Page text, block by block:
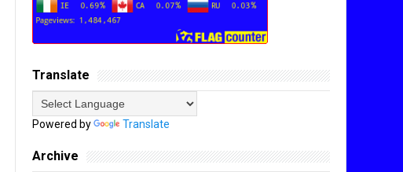
Translate
Powered by Translate
Archive